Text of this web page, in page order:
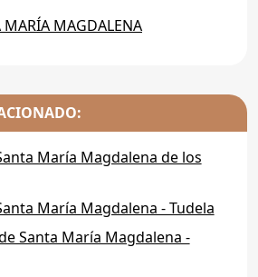
MARÍA MAGDALENA
María Magdalena de los
María Magdalena - Tudela
Santa María Magdalena -